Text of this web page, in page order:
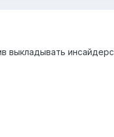
выкладывать